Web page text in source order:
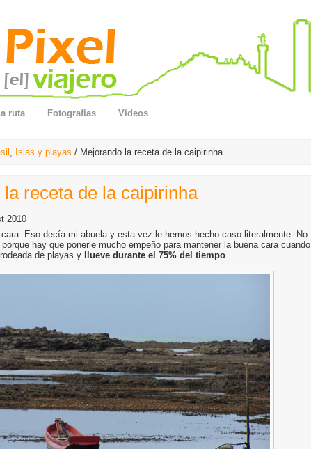
ruta Fotografías Vídeos
, Islas y playas / Mejorando la receta de la caipirinha
la receta de la caipirinha
2010
Eso decía mi abuela y esta vez le hemos hecho caso literalmente. No
hay que ponerle mucho empeño para mantener la buena cara cuando
de playas y
llueve durante el 75% del tiempo.